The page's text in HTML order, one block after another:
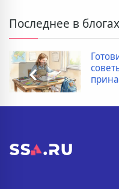
Последнее в блогах